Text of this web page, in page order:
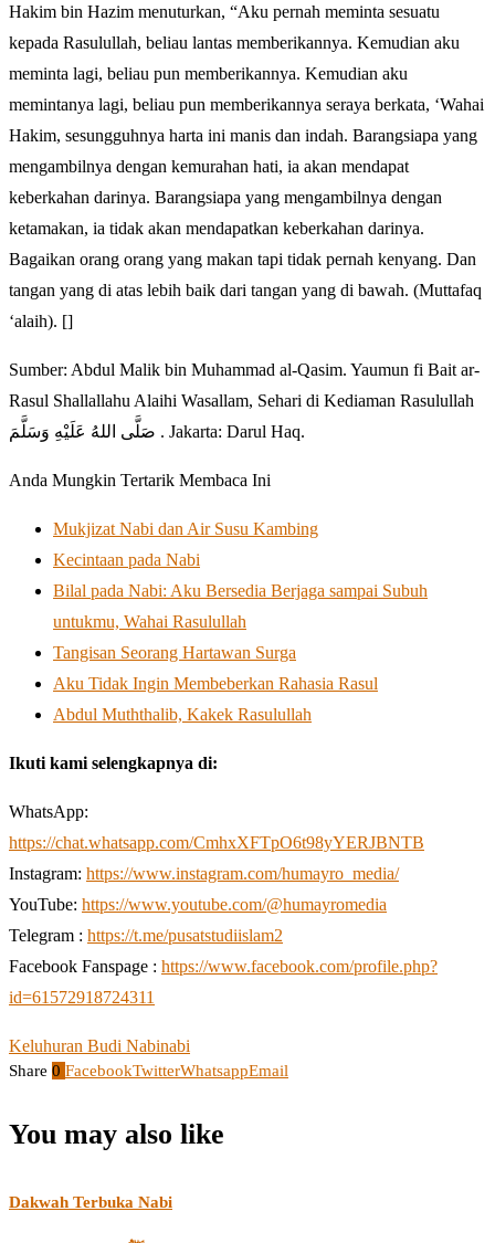
Hakim bin Hazim menuturkan, “Aku pernah meminta sesuatu
kepada Rasulullah, beliau lantas memberikannya. Kemudian aku
meminta lagi, beliau pun memberikannya. Kemudian aku
memintanya lagi, beliau pun memberikannya seraya berkata, ‘Wahai
Hakim, sesungguhnya harta ini manis dan indah. Barangsiapa yang
mengambilnya dengan kemurahan hati, ia akan mendapat
keberkahan darinya. Barangsiapa yang mengambilnya dengan
ketamakan, ia tidak akan mendapatkan keberkahan darinya.
Bagaikan orang orang yang makan tapi tidak pernah kenyang. Dan
tangan yang di atas lebih baik dari tangan yang di bawah. (Muttafaq
‘alaih). []
Sumber: Abdul Malik bin Muhammad al-Qasim. Yaumun fi Bait ar-
Rasul Shallallahu Alaihi Wasallam, Sehari di Kediaman Rasulullah
صَلَّى اللهُ عَلَيْهِ وَسَلَّمَ . Jakarta: Darul Haq.
Anda Mungkin Tertarik Membaca Ini
Mukjizat Nabi dan Air Susu Kambing
Kecintaan pada Nabi
Bilal pada Nabi: Aku Bersedia Berjaga sampai Subuh
untukmu, Wahai Rasulullah
Tangisan Seorang Hartawan Surga
Aku Tidak Ingin Membeberkan Rahasia Rasul
Abdul Muththalib, Kakek Rasulullah
Ikuti kami selengkapnya di:
WhatsApp:
https://chat.whatsapp.com/CmhxXFTpO6t98yYERJBNTB
Instagram: https://www.instagram.com/humayro_media/
YouTube: https://www.youtube.com/@humayromedia
Telegram : https://t.me/pusatstudiislam2
Facebook Fanspage : https://www.facebook.com/profile.php?
id=61572918724311
Keluhuran Budi Nabinabi
Share 0 FacebookTwitterWhatsappEmail
You may also like
Dakwah Terbuka Nabi